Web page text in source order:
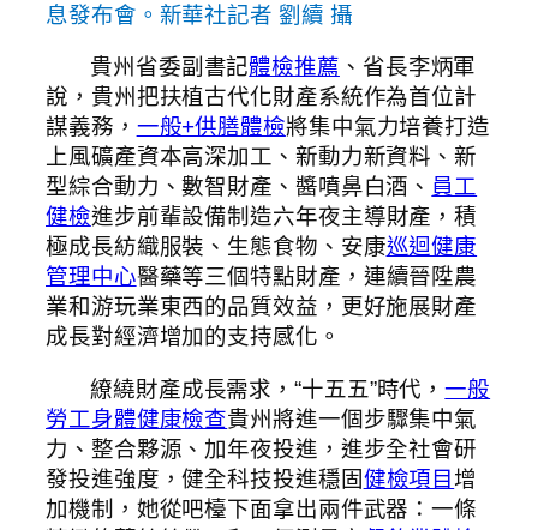
息發布會。新華社記者 劉續 攝
貴州省委副書記體檢推薦 、省長李炳軍
說，貴州把扶植古代化財產系統作為首位計
謀義務， 一般+供膳體檢將集中氣力培養打造
上風礦產資本高深加工、新動力新資料、新
型綜合動力、數智財產、醬噴鼻白酒、 員工
健檢進步前輩設備制造六年夜主導財產，積
極成長紡織服裝、生態食物、安康巡迴健康
管理中心醫藥等三個特點財產，連續晉陞農
業和游玩業東西的品質效益，更好施展財產
成長對經濟增加的支持感化。
繚繞財產成長需求，“十五五”時代，一般
勞工身體健康檢查貴州將進一個步驟集中氣
力、整合夥源、加年夜投進，進步全社會研
發投進強度，健全科技投進穩固健檢項目 增
加機制，她從吧檯下面拿出兩件武器：一條